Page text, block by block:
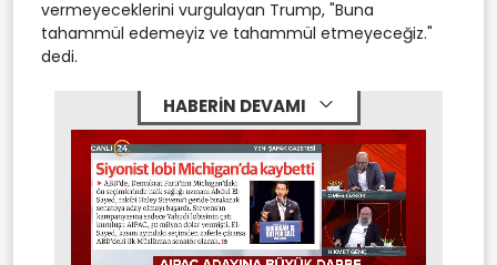
vermeyeceklerini vurgulayan Trump, "Buna
tahammül edemeyiz ve tahammül etmeyeceğiz."
dedi.
HABERİN DEVAMI